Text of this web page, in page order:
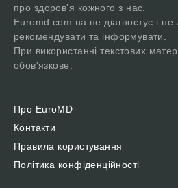
про здоров'я кожного з нас.
Euromd.com.ua не діагностує і не
рекомендувати та інформувати.
При використанні текстових
обов'язкове.
Про EuroMD
Контакти
Правила користування
Політика конфіденційності